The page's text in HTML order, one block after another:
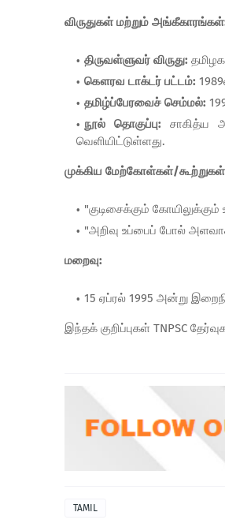
விருதுகள் மற்றும்
திருவள்ளுவர் விருது:
கௌரவ டாக்டர் பட்டம்:
தமிழ்ப்பேரவைச் செம்மல்:
நூல் தொகுப்பு: சாகித்ய
வெளியிட்டுள்ளது.
முக்கிய மேற்கோள்கள்/
"குடிசைக்கும்
"அறிவு உப்பைப் போல்
மறைவு:
15 ஏப்ரல் 1995 அன்று
இந்தக் குறிப்புகள் TNPSC
TAMIL